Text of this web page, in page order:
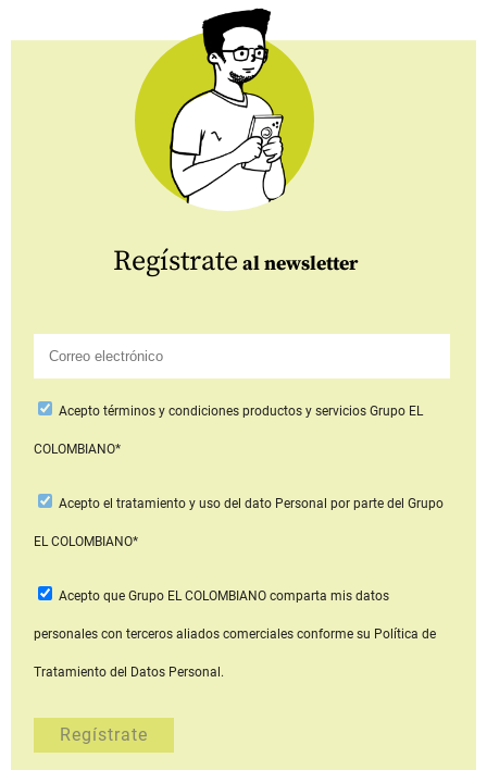
Regístrate al newsletter
Aceptotérminos y condiciones productos y serviciosGrupo EL
COLOMBIANO*
Acepto el tratamiento y uso del dato Personal por parte del Grupo
EL COLOMBIANO*
Acepto que Grupo EL COLOMBIANOcomparta mis datos
personales con terceros aliados comerciales conforme su Política de
Tratamiento del Datos Personal.